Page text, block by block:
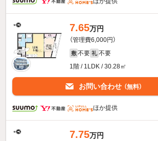
7.65万円
（管理費6,000円）
敷 不要 礼 不要
1階 / 1LDK / 30.28㎡
お問い合わせ （無料）
ほか提供
7.75万円